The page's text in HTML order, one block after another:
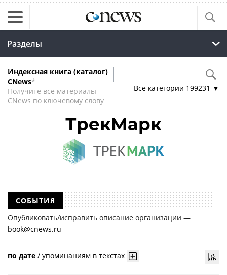
Разделы
Индексная книга (каталог)
CNews*
Получите все материалы
CNews по ключевому слову
Все категории 199231 ▼
ТрекМарк
СОБЫТИЯ
Опубликовать/исправить описание организации —
book@cnews.ru
по дате / упоминаниям в текстах